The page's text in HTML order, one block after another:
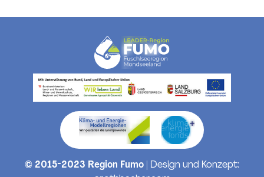
© 2015-2023 Region Fumo | Design und Konzept: